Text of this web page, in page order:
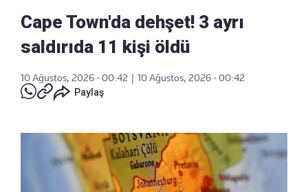
Cape Town'da dehşet! 3 ayrı
saldırıda 11 kişi öldü
10 Ağustos, 2026 - 00:42
10 Ağustos, 2026 - 00:42
Paylaş